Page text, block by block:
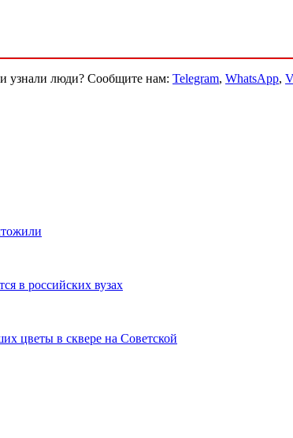
узнали люди? Сообщите нам: Telegram, WhatsApp,
в российских вузах
цветы в сквере на Советской